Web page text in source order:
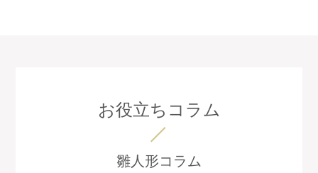
お役立ちコラム
雛人形コラム